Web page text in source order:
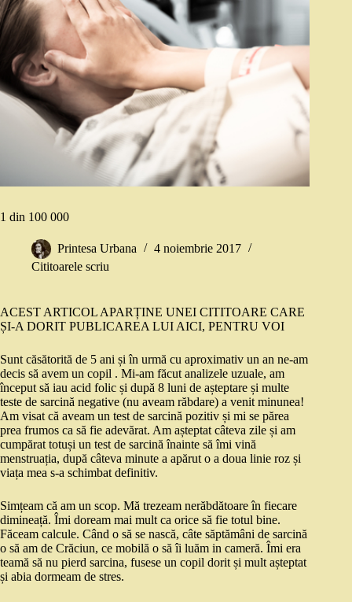
1 din 100 000
Printesa Urbana
4 noiembrie 2017
Cititoarele scriu
ACEST ARTICOL APARȚINE UNEI CITITOARE CARE
ȘI-A DORIT PUBLICAREA LUI AICI, PENTRU VOI
Sunt căsătorită de 5 ani și în urmă cu aproximativ un an ne-am
decis să avem un copil . Mi-am făcut analizele uzuale, am
început să iau acid folic și după 8 luni de așteptare și multe
teste de sarcină negative (nu aveam răbdare) a venit minunea!
Am visat că aveam un test de sarcină pozitiv și mi se părea
prea frumos ca să fie adevărat. Am așteptat câteva zile și am
cumpărat totuși un test de sarcină înainte să îmi vină
menstruația, după câteva minute a apărut o a doua linie roz și
viața mea s-a schimbat definitiv.
Simțeam că am un scop. Mă trezeam nerăbdătoare în fiecare
dimineață. Îmi doream mai mult ca orice să fie totul bine.
Făceam calcule. Când o să se nască, câte săptămâni de sarcină
o să am de Crăciun, ce mobilă o să îi luăm in cameră. Îmi era
teamă să nu pierd sarcina, fusese un copil dorit și mult așteptat
și abia dormeam de stres.